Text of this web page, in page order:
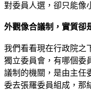
對委員人選，卻只能像
外觀像合議制，實質卻
我們看看現在行政院之
獨立委員會，有哪個委
議制的機關，是由主任
委去張羅委員組成，那